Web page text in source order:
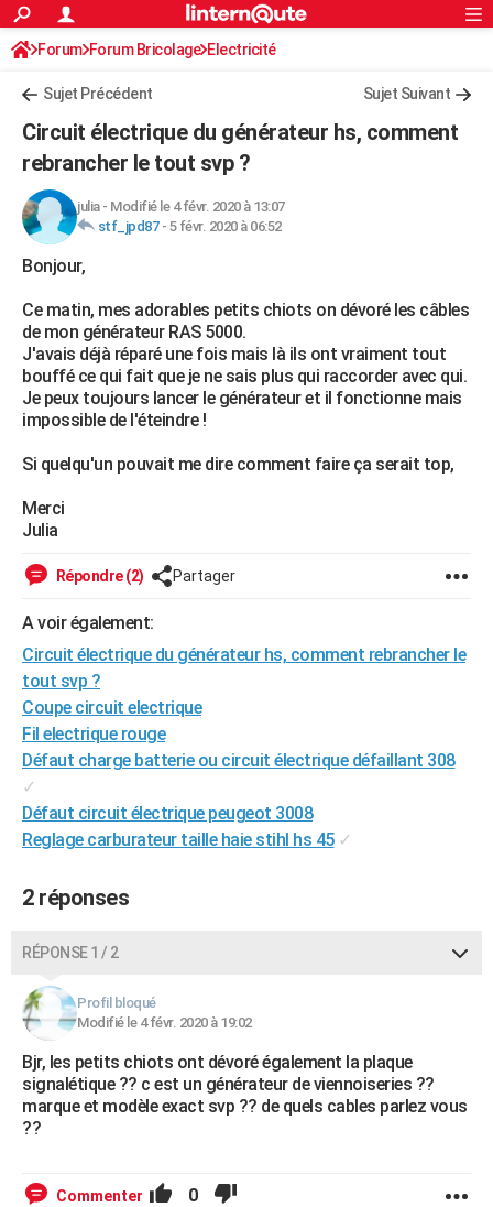
ACTUALITÉS
Politique
Société
Faits Divers
Education
Monde
Villes
+
Programme TV
Streaming
Cinéma
Sorties cinéma
Musique
FINANCE
Retraite
Impôts
Epargne
Immobilier
Risques naturels par ville
Banque
Assurance
Crédit
AUTO
Essais
Réserver un essai
Citadines
Berlines
SUV
Forum auto
HIGH-TECH
Forum
Aménagement intérieur
Extérieur
Cuisine
Salle de bains
Jardinage
Rangement
WEEK-END
Guides de France
Escapades
Patrimoine
Expositions
Musées
Week-end nature
+LIFESTYLE
Art de vivre
Bien-être
Loisirs
Mode
Modes de vie
SANTE
Alimentation
Guide de la santé
Maladies
Médicaments
Sommeil
VOYAGE
Destinations
City break
Voyage nature
Voyage de noces
Forum
Climat
+PHOTO
GUIDES D'ACHAT
CARTE DE VOEUX
Carte de Noël
Carte Bonne année
Carte Saint-Valentin
Carte Pâques
Carte d'anniversaire
DICTIONNAIRE
Dictionnaire
Biographies
Citations
Expressions
Proverbes
PROGRAMME TV
COPAINS D'AVANT
S'inscrire
Se connecter
Lycées
Collèges
Primaires
Universités
Entreprises
Service militaire
Avis de recherche
AVIS DE DÉCÈS
S'inscrire
Connexion
Forum Forum Bricolage Electricité
Sujet Précédent Sujet Suivant
Circuit électrique du générateur hs, comment
rebrancher le tout svp ?
julia- Modifié le 4 févr. 2020 à 13:07
stf_jpd87- 5 févr. 2020 à 06:52
Bonjour,
Ce matin, mes adorables petits chiots on dévoré les câbles
de mon générateur RAS 5000.
J'avais déjà réparé une fois mais là ils ont vraiment tout
bouffé ce qui fait que je ne sais plus qui raccorder avec qui.
Je peux toujours lancer le générateur et il fonctionne mais
impossible de l'éteindre !
Si quelqu'un pouvait me dire comment faire ça serait top,
Merci
Julia
Répondre (2) Partager
A voir également:
Circuit électrique du générateur hs, comment rebrancher le
tout svp ?
Coupe circuit electrique
Fil electrique rouge
Défaut charge batterie ou circuit électrique défaillant 308
✓
Défaut circuit électrique peugeot 3008
Reglage carburateur taille haie stihl hs 45 ✓
2 réponses
RÉPONSE 1 / 2
Profil bloqué
Modifié le 4 févr. 2020 à 19:02
Bjr, les petits chiots ont dévoré également la plaque
signalétique ?? c est un générateur de viennoiseries ??
marque et modèle exact svp ?? de quels cables parlez vous
??
Commenter 0